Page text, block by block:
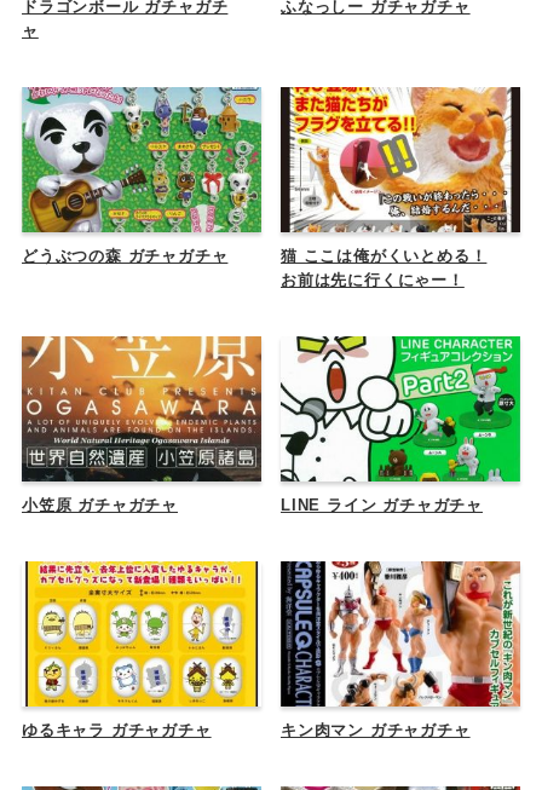
ドラゴンボール ガチャガチ
ャ
ふなっしー ガチャガチャ
どうぶつの森 ガチャガチャ
猫 ここは俺がくいとめる！
お前は先に行くにゃー！
小笠原 ガチャガチャ LINE ライン ガチャガチャ
ゆるキャラ ガチャガチャ キン肉マン ガチャガチャ